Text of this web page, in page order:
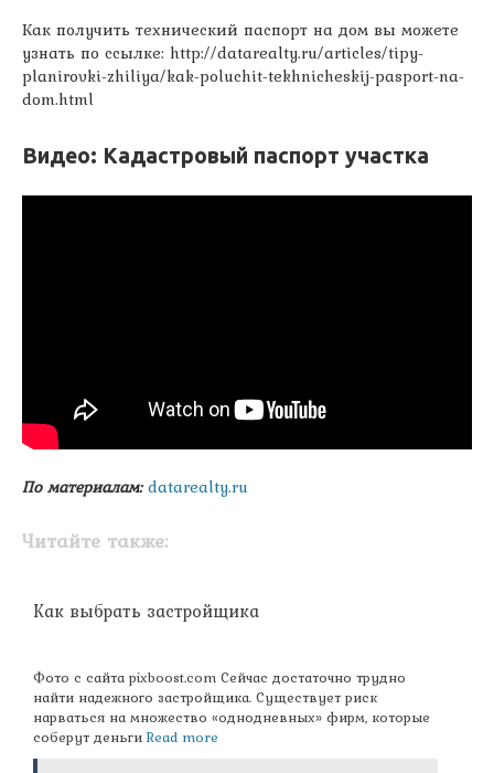
Как получить технический паспорт на дом вы можете
узнать по ссылке: http://datarealty.ru/articles/tipy-
planirovki-zhiliya/kak-poluchit-tekhnicheskij-pasport-na-
dom.html
Видео: Кадастровый паспорт участка
По материалам: datarealty.ru
Читайте также:
Как выбрать застройщика
Фото с сайта pixboost.com Сейчас достаточно трудно
найти надежного застройщика. Существует риск
нарваться на множество «однодневных» фирм, которые
соберут деньгиRead more